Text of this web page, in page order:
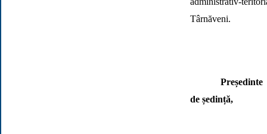
Târnăveni.
Președinte
de ședință,